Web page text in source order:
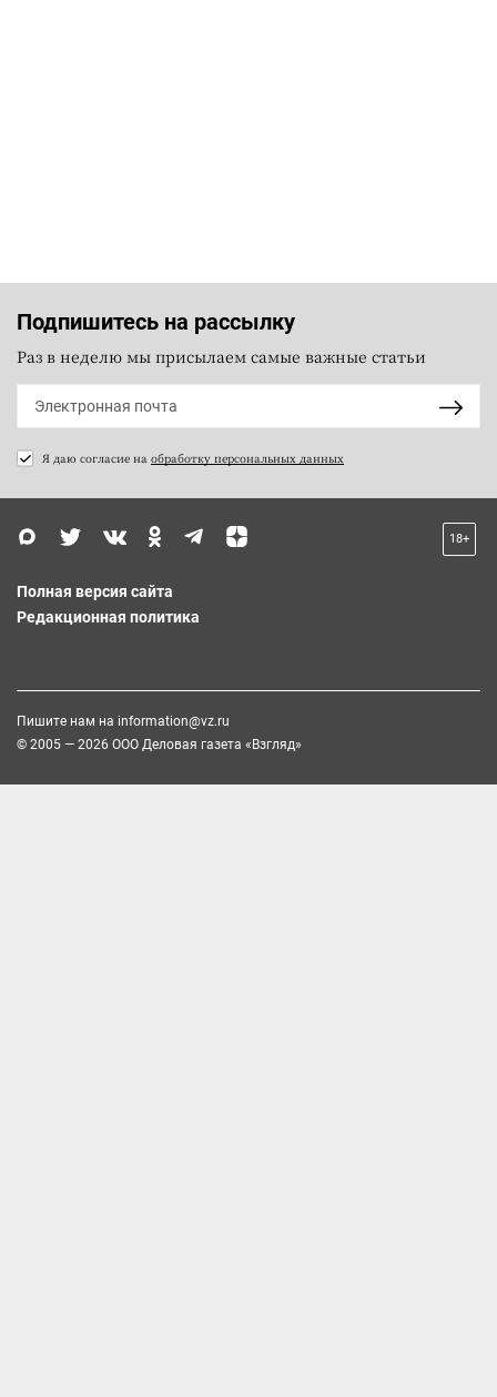
Подпишитесь на рассылку
Раз в неделю мы присылаем самые важные статьи
Я даю согласие на обработку персональных данных
18+
Полная версия сайта
Редакционная политика
Пишите нам на information@vz.ru
© 2005 — 2026 ООО Деловая газета «Взгляд»